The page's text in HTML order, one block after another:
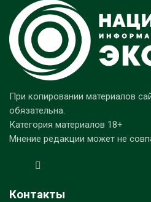
При копировании материалов
обязательна.
Категория материалов 18+
Мнение редакции может не
Контакты